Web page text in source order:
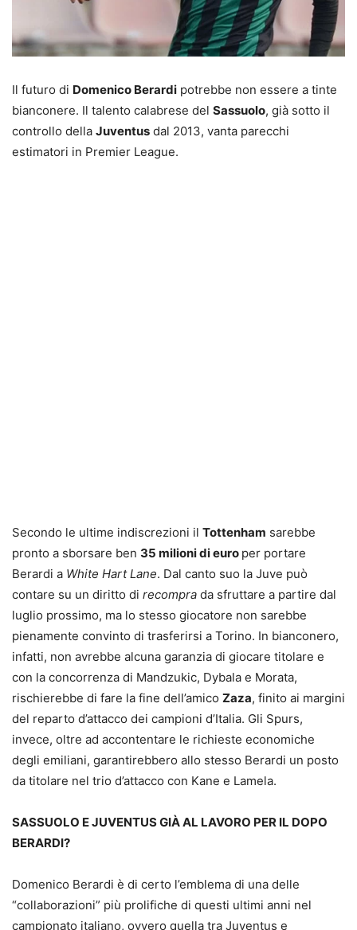
Il futuro di Domenico Berardi potrebbe non essere a tinte
bianconere. Il talento calabrese del Sassuolo, già sotto il
controllo della Juventus dal 2013, vanta parecchi
estimatori in Premier League.
Secondo le ultime indiscrezioni il Tottenham sarebbe
pronto a sborsare ben 35 milioni di euro per portare
Berardi a White Hart Lane. Dal canto suo la Juve può
contare su un diritto di recompra da sfruttare a partire dal
luglio prossimo, ma lo stesso giocatore non sarebbe
pienamente convinto di trasferirsi a Torino. In bianconero,
infatti, non avrebbe alcuna garanzia di giocare titolare e
con la concorrenza di Mandzukic, Dybala e Morata,
rischierebbe di fare la fine dell’amico Zaza, finito ai margini
del reparto d’attacco dei campioni d’Italia. Gli Spurs,
invece, oltre ad accontentare le richieste economiche
degli emiliani, garantirebbero allo stesso Berardi un posto
da titolare nel trio d’attacco con Kane e Lamela.
SASSUOLO E JUVENTUS GIÀ AL LAVORO PER IL DOPO
BERARDI?
Domenico Berardi è di certo l’emblema di una delle
“collaborazioni” più prolifiche di questi ultimi anni nel
campionato italiano, ovvero quella tra Juventus e